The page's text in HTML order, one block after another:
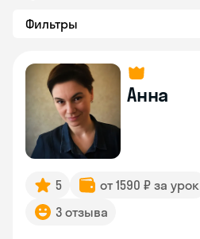
Фильтры
Анна
5 от 1590 ₽ за урок
3 отзыва